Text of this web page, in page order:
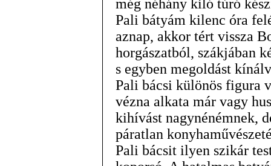
még néhány kiló túró
Pali bátyám kilenc óra
aznap, akkor tért vissza
horgászatból, szákjában
s egyben megoldást
Pali bácsi különös figura
vézna alkata már vagy
kihívást nagynénémnek,
páratlan
Pali bácsit ilyen szikár